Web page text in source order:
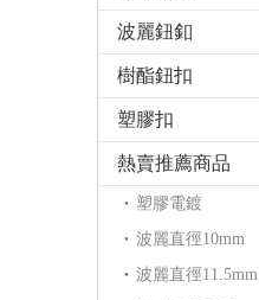
波麗鈕釦
樹酯鈕扣
塑膠扣
熱賣推薦商品
塑膠電鍍
波麗直徑10mm
波麗直徑11.5mm